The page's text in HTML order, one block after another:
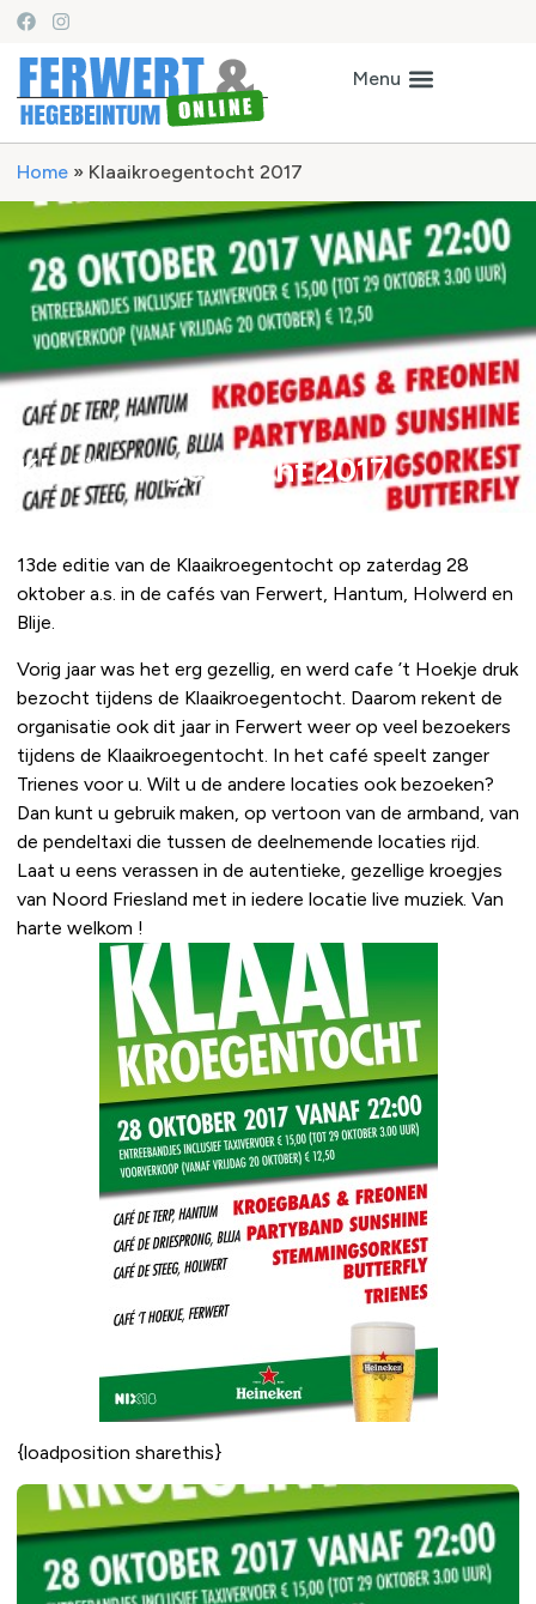
Home » Klaaikroegentocht 2017
Klaaikroegentocht 2017
13de editie van de Klaaikroegentocht op zaterdag 28
oktober a.s. in de cafés van Ferwert, Hantum, Holwerd en
Blije.
Vorig jaar was het erg gezellig, en werd cafe ’t Hoekje druk
bezocht tijdens de Klaaikroegentocht. Daarom rekent de
organisatie ook dit jaar in Ferwert weer op veel bezoekers
tijdens de Klaaikroegentocht. In het café speelt zanger
Trienes voor u. Wilt u de andere locaties ook bezoeken?
Dan kunt u gebruik maken, op vertoon van de armband, van
de pendeltaxi die tussen de deelnemende locaties rijd.
Laat u eens verassen in de autentieke, gezellige kroegjes
van Noord Friesland met in iedere locatie live muziek. Van
harte welkom !
{loadposition sharethis}